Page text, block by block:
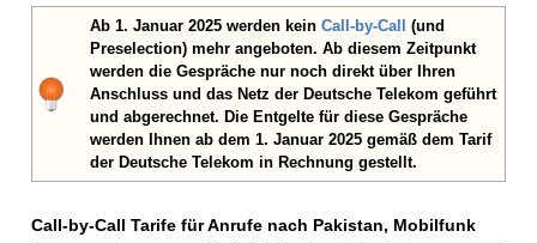
Ab 1. Januar 2025 werden kein Call-by-Call (und
Preselection) mehr angeboten. Ab diesem Zeitpunkt
werden die Gespräche nur noch direkt über Ihren
Anschluss und das Netz der Deutsche Telekom geführt
und abgerechnet. Die Entgelte für diese Gespräche
werden Ihnen ab dem 1. Januar 2025 gemäß dem Tarif
der Deutsche Telekom in Rechnung gestellt.
Call-by-Call Tarife für Anrufe nach Pakistan, Mobilfunk